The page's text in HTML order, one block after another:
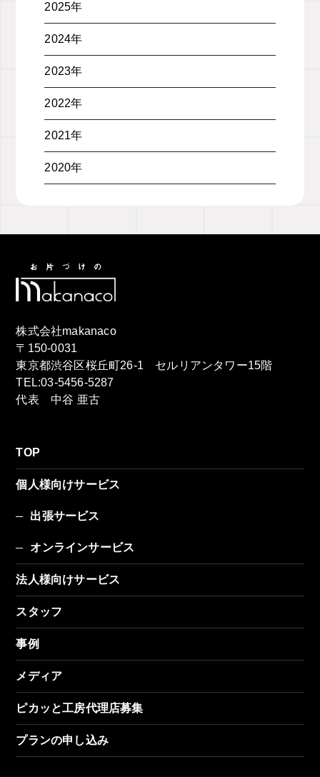
2025年
2024年
2023年
2022年
2021年
2020年
株式会社makanaco
〒150-0031
東京都渋谷区桜丘町26-1 セルリアンタワー15階
TEL:03-5456-5287
代表 中谷 亜古
TOP
個人様向けサービス
出張サービス
オンラインサービス
法人様向けサービス
スタッフ
事例
メディア
ピカッと工房代理店募集
プランの申し込み